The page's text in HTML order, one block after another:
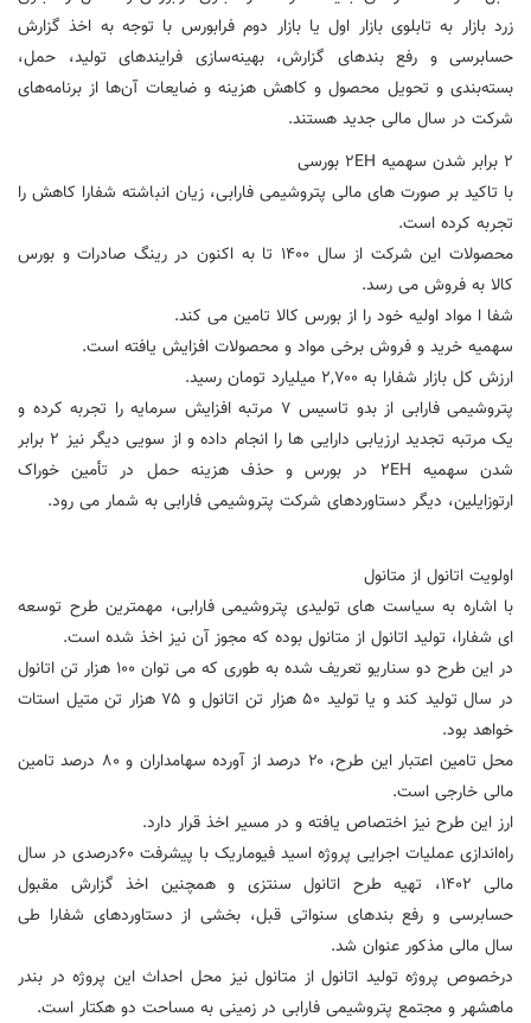
زرد بازار به تابلوی بازار اول یا بازار دوم فرابورس با توجه به اخذ گزارش
حسابرسی و رفع بندهای گزارش، بهینه‌سازی فرایندهای تولید، حمل،
بسته‌بندی و تحویل محصول و کاهش هزینه و ضایعات آن‌ها از برنامه‌های
شرکت در سال مالی جدید هستند.
2 برابر شدن سهمیه ۲EH بورسی
با تاکید بر صورت های مالی پتروشیمی فارابی، زیان انباشته شفارا کاهش را
تجربه کرده است.
محصولات این شرکت از سال ۱۴۰۰ تا به اکنون در رینگ صادرات و بورس
کالا به فروش می رسد.
شفا ا مواد اولیه خود را از بورس کالا تامین می کند.
سهمیه خرید و فروش برخی مواد و محصولات افزایش یافته است.
ارزش کل بازار شفارا به ۲,۷۰۰ میلیارد تومان رسید.
پتروشیمی فارابی از بدو تاسیس ۷ مرتبه افزایش سرمایه را تجربه کرده و
یک مرتبه تجدید ارزیابی دارایی ها را انجام داده و از سویی دیگر نیز 2 برابر
شدن سهمیه ۲EH در بورس و حذف هزینه حمل در تأمین خوراک
ارتوزایلین، دیگر دستاوردهای شرکت پتروشیمی فارابی به شمار می رود.
اولویت اتانول از متانول
با اشاره به سیاست های تولیدی پتروشیمی فارابی، مهمترین طرح توسعه
ای شفارا، تولید اتانول از متانول بوده که مجوز آن نیز اخذ شده است.
در این طرح دو سناریو تعریف شده به طوری که می توان ۱۰۰ هزار تن اتانول
در سال تولید کند و یا تولید ۵۰ هزار تن اتانول و ۷۵ هزار تن متیل استات
خواهد بود.
محل تامین اعتبار این طرح، ۲۰ درصد از آورده سهامداران و ۸۰ درصد تامین
مالی خارجی است.
ارز این طرح نیز اختصاص یافته و در مسیر اخذ قرار دارد.
راه‌اندازی عملیات اجرایی پروژه اسید فیوماریک با پیشرفت ۶۰درصدی در سال
مالی ۱۴۰۲، تهیه طرح اتانول سنتزی و همچنین اخذ گزارش مقبول
حسابرسی و رفع بندهای سنواتی قبل، بخشی از دستاوردهای شفارا طی
سال مالی مذکور عنوان شد.
درخصوص پروژه تولید اتانول از متانول نیز محل احداث این پروژه در بندر
ماهشهر و مجتمع پتروشیمی فارابی در زمینی به مساحت دو هکتار است.